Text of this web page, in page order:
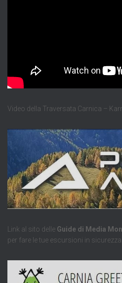
Video della Traversata Carnica –
Link al sito delle Guide di Media
per fare le tue escursioni in sicurezza.